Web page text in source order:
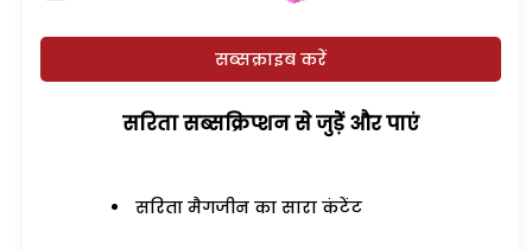
सब्सक्राइब करें
सरिता सब्सक्रिप्शन से जुड़ेें और पाएं
सरिता मैगजीन का सारा कंटेंट